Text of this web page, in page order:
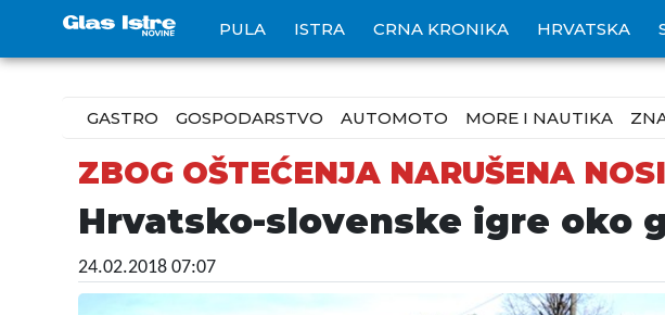
PULA ISTRA CRNA KRONIKA HRVATSKA
GASTRO GOSPODARSTVO AUTOMOTO MORE I NAUTIKA
ZBOG OŠTEĆENJA NARUŠENA
Hrvatsko-slovenske igre oko
24.02.2018 07:07